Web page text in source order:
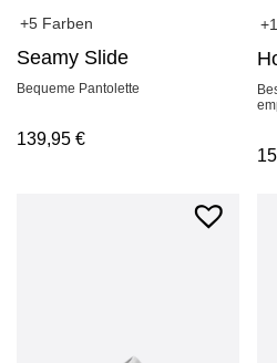
+5 Farben
Seamy Slide
Bequeme Pantolette
139,95 €